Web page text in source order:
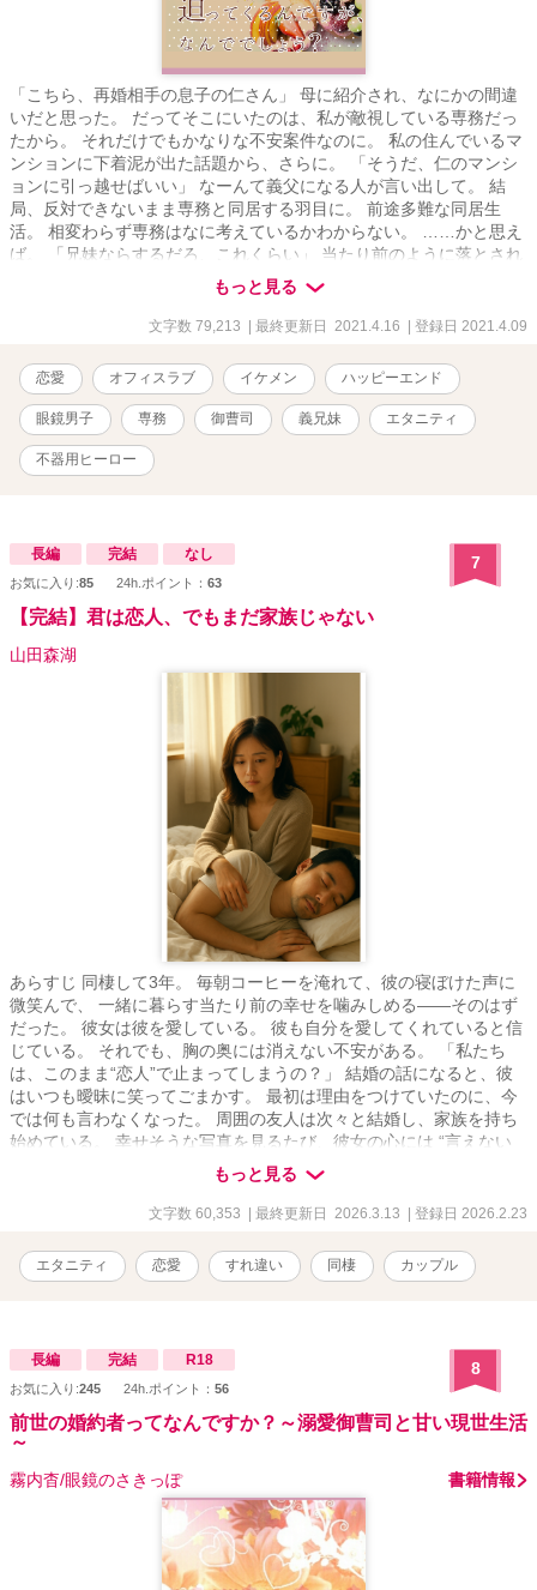
「こちら、再婚相手の息子の仁さん」 母に紹介され、なにかの間違
いだと思った。 だってそこにいたのは、私が敵視している専務だっ
たから。 それだけでもかなりな不安案件なのに。 私の住んでいるマ
ンションに下着泥が出た話題から、さらに。 「そうだ、仁のマンシ
ョンに引っ越せばいい」 なーんて義父になる人が言い出して。 結
局、反対できないまま専務と同居する羽目に。 前途多難な同居生
活。 相変わらず専務はなに考えているかわからない。 ……かと思え
ば。 「兄妹ならするだろ、これくらい」 当たり前のように落とされ
る、額へのキス。 いったい、どうなってんのー!? 三ツ森涼夏 24歳
大手菓子メーカー『おろち製菓』営業戦略部勤務 背が低く、振り返
ったら忘れられるくらい、特徴のない顔がコンプレックス。 小1の時
の頑張りが空回りすることも？ 恋愛、苦手というより、嫌い。 淋し
い、をちゃんと言えずにきた人。 × 八雲仁 30歳 大手菓子メーカー
『おろち製菓』専務 背が高く、眼鏡のイケメン。 ただし、いつも無
表情。 集中すると周りが見えなくなる。 そのことで周囲には誤解を
与えがちだが、弁明する気はない。 小さい頃に母親が他界し、それ
以来、ひとりで淋しさを抱えてきた人。 ふたりはちゃんと義兄妹に
ています？……』 ***** 表紙画像 湯弐様 pixiv ID3989101
もっと見る
文字数 79,213 | 最終更新日 2021.4.16 | 登録日 2021.4.09
恋愛 オフィスラブ イケメン ハッピーエンド
眼鏡男子 専務 御曹司 義兄妹 エタニティ
不器用ヒーロー
長編 完結 なし
お気に入り:85 24h.ポイント： 63
7
【完結】君は恋人、でもまだ家族じゃない
山田森湖
あらすじ 同棲して3年。 毎朝コーヒーを淹れて、彼の寝ぼけた声に
微笑んで、 一緒に暮らす当たり前の幸せを噛みしめる——そのはず
だった。 彼女は彼を愛している。 彼も自分を愛してくれていると信
じている。 それでも、胸の奥には消えない不安がある。 「私たち
は、このまま“恋人”で止まってしまうの？」 結婚の話になると、彼
はいつも曖昧に笑ってごまかす。 最初は理由をつけていたのに、今
では何も言わなくなった。 周囲の友人は次々と結婚し、家族を持ち
始めている。 幸せそうな写真を見るたび、彼女の心には “言えない
言葉”だけが増えていく。 愛している。 でも、それだけでは前に進
めない。 同棲という甘い日常の裏で、 少しずつ、確かにズレ始めて
いるふたりの未来。 このまま時間に流されるだけの恋なのか、 それ
彼女は初めて「涙が出そうな夜」を迎えていた。
もっと見る
文字数 60,353 | 最終更新日 2026.3.13 | 登録日 2026.2.23
エタニティ 恋愛 すれ違い 同棲 カップル
長編 完結 R18
お気に入り:245 24h.ポイント： 56
8
前世の婚約者ってなんですか？～溺愛御曹司と甘い現世生活
～
霧内杳/眼鏡のさきっぽ 書籍情報